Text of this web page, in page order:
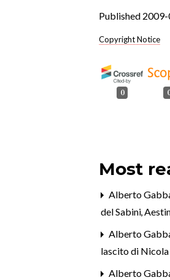
Published
Copyright Notice
0
Most
Alberto
del Sabini,
Alberto
lascito di
Alberto